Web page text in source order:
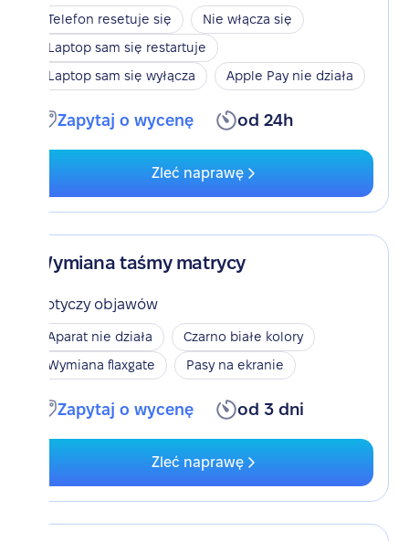
Telefon resetuje się
Nie włącza się
Laptop sam się restartuje
Laptop sam się wyłącza
Apple Pay nie działa
Zapytaj o wycenę od 24h
Zleć naprawę
Wymiana taśmy matrycy
Dotyczy objawów
Aparat nie działa
Czarno białe kolory
Wymiana flaxgate
Pasy na ekranie
Zapytaj o wycenę od 3 dni
Zleć naprawę